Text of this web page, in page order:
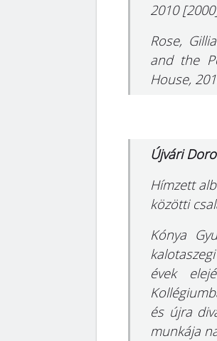
2010
Rose,
and the
House,
Újvári
Hímzett
közötti
Kónya
évek
és újra
munkája